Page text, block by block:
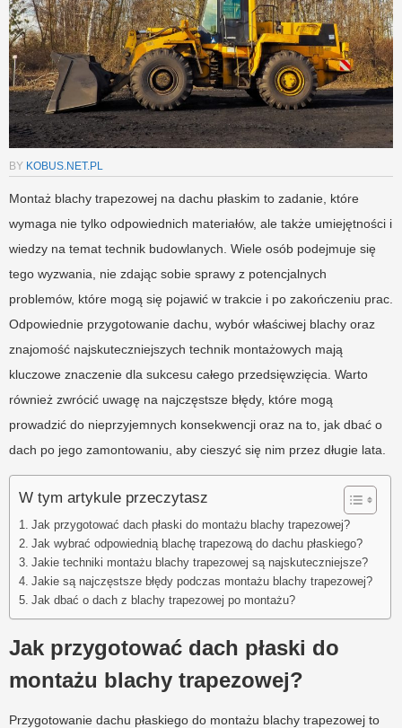
BY KOBUS.NET.PL
Montaż blachy trapezowej na dachu płaskim to zadanie, które
wymaga nie tylko odpowiednich materiałów, ale także umiejętności i
wiedzy na temat technik budowlanych. Wiele osób podejmuje się
tego wyzwania, nie zdając sobie sprawy z potencjalnych
problemów, które mogą się pojawić w trakcie i po zakończeniu prac.
Odpowiednie przygotowanie dachu, wybór właściwej blachy oraz
znajomość najskuteczniejszych technik montażowych mają
kluczowe znaczenie dla sukcesu całego przedsięwzięcia. Warto
również zwrócić uwagę na najczęstsze błędy, które mogą
prowadzić do nieprzyjemnych konsekwencji oraz na to, jak dbać o
dach po jego zamontowaniu, aby cieszyć się nim przez długie lata.
W tym artykule przeczytasz
Jak przygotować dach płaski do montażu blachy trapezowej?
Jak wybrać odpowiednią blachę trapezową do dachu płaskiego?
Jakie techniki montażu blachy trapezowej są najskuteczniejsze?
Jakie są najczęstsze błędy podczas montażu blachy trapezowej?
Jak dbać o dach z blachy trapezowej po montażu?
Jak przygotować dach płaski do
montażu blachy trapezowej?
Przygotowanie dachu płaskiego do montażu blachy trapezowej to